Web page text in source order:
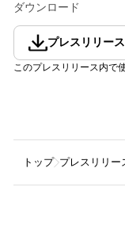
ダウンロード
プレスリリー
このプレスリリース内で
トップ プレスリリー